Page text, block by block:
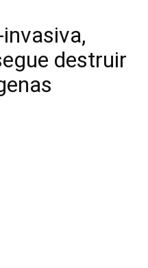
destruir